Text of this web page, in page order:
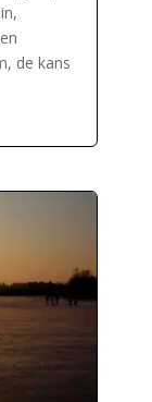
de kans